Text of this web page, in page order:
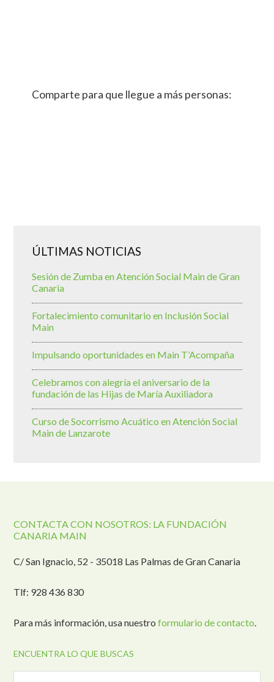
Comparte para que llegue a más personas:
ÚLTIMAS NOTICIAS
Sesión de Zumba en Atención Social Main de Gran
Canaria
Fortalecimiento comunitario en Inclusión Social
Main
Impulsando oportunidades en Main T’Acompaña
Celebramos con alegría el aniversario de la
fundación de las Hijas de María Auxiliadora
Curso de Socorrismo Acuático en Atención Social
Main de Lanzarote
CONTACTA CON NOSOTROS: LA FUNDACIÓN
CANARIA MAIN
C/ San Ignacio, 52 - 35018 Las Palmas de Gran Canaria
Tlf: 928 436 830
Para más información, usa nuestroformulario de contacto.
ENCUENTRA LO QUE BUSCAS